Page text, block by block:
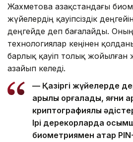
Жахметова Қазақстандағы
жүйелердің қауіпсіздік
деңгейде деп бағалайды.
технологиялар кеңінен
барлық қауіп толық жойылған
азайып келеді.
— Қазіргі жүйелерде
арқылы қорғалады, яғни
криптографиялық
Ірі дерекқорларда
биометриямен қатар